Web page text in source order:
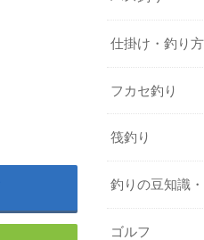
仕掛け・釣り方
フカセ釣り
筏釣り
釣りの豆知識
ゴルフ